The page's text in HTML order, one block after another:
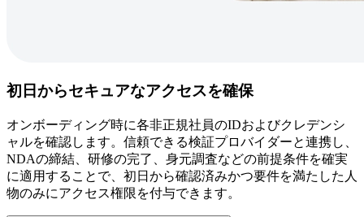
初日からセキュアなアクセスを確保
オンボーディング時に各非正規社員のIDおよびクレデンシ
ャルを確認します。信頼できる検証プロバイダーと連携し、
NDAの締結、研修の完了、身元調査などの前提条件を確実
に適用することで、初日から確認済みかつ要件を満たした人
物のみにアクセス権限を付与できます。